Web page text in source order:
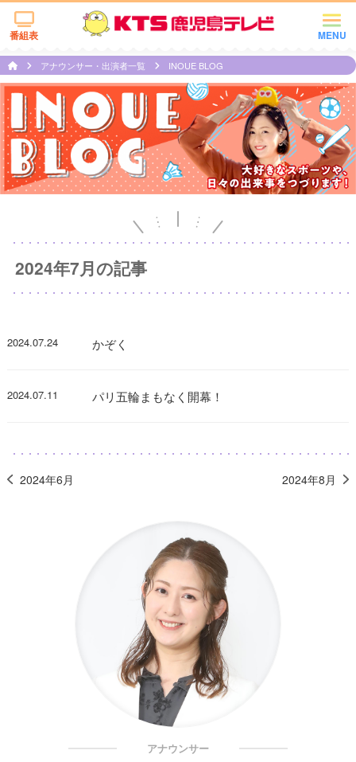
MENU
番組表
アナウンサー・出演者一覧 INOUE BLOG
2024年7月の記事
2024.07.24 かぞく
2024.07.11 パリ五輪まもなく開幕！
2024年6月 2024年8月
アナウンサー